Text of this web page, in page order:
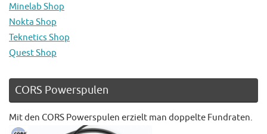
Minelab Shop
Nokta Shop
Teknetics Shop
Quest Shop
CORS Powerspulen
Mit den CORS Powerspulen erzielt man doppelte Fundraten.